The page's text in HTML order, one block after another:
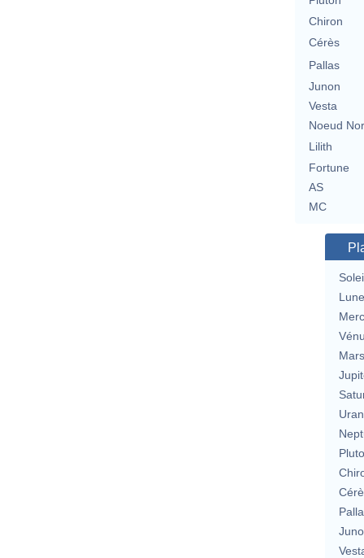
Chiron
Cérès
Pallas
Junon
Vesta
Noeud
Lilith
Fortune
AS
MC
Lune
Mars